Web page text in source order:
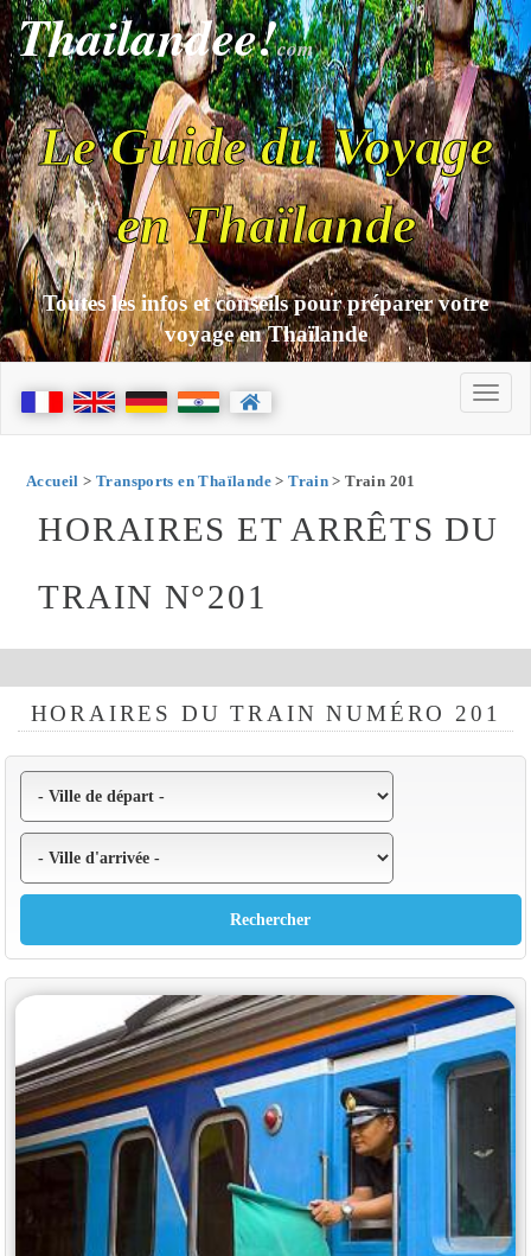
Thailandee!com
Le Guide du Voyage
en Thaïlande
Toutes les infos et conseils pour préparer votre
voyage en Thaïlande
Accueil > Transports en Thaïlande>Train > Train 201
HORAIRES ET ARRÊTS DU
TRAIN N°201
HORAIRES DU TRAIN NUMÉRO 201